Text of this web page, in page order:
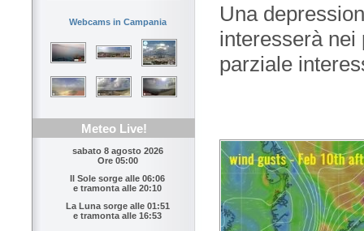
Webcams in Campania
Meteo Live!
sabato 8 agosto 2026
Ore 05:00
Il Sole sorge alle 06:06
e tramonta alle 20:10
La Luna sorge alle 01:51
e tramonta alle 16:53
Una
interesserà
parziale